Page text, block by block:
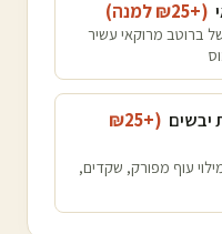
(+₪
25 למנה)
ברוטב מרוקאי עשיר
יבשים (+₪
25
עוף מפורק, שקדים,